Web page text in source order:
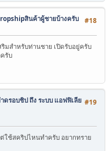
#18
สินค้าผู้ชายบ้างครับ
มสำหรับท่านชาย เปิดรับอยู่ครับ
รับ
#19
ดรอบชิป ถึง ระบบ แอฟฟิเลีย
ใช้สคริปไหนทำครับ อยากทราย